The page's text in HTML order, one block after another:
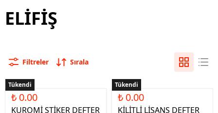
ELİFİŞ
Filtreler Sırala
Tükendi
₺ 0.00
KUROMİ STİKER DEFTER
Tükendi
₺ 0.00
KİLİTLİ LİSANS DEFTER